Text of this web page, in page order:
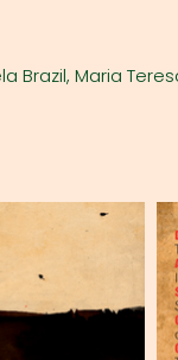
Brazil, Maria